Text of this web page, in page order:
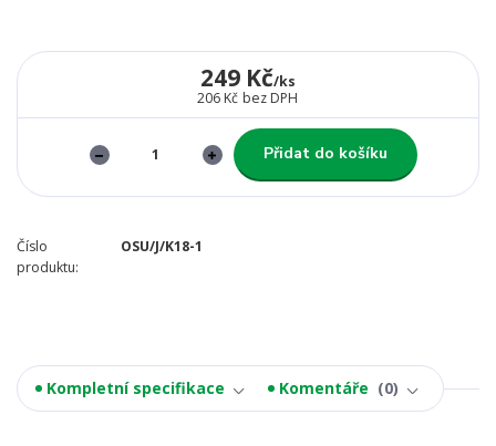
249 Kč/ks
206 Kč bez DPH
Přidat do košíku
Číslo
produktu:
OSU/J/K18-1
Kompletní specifikace Komentáře 0